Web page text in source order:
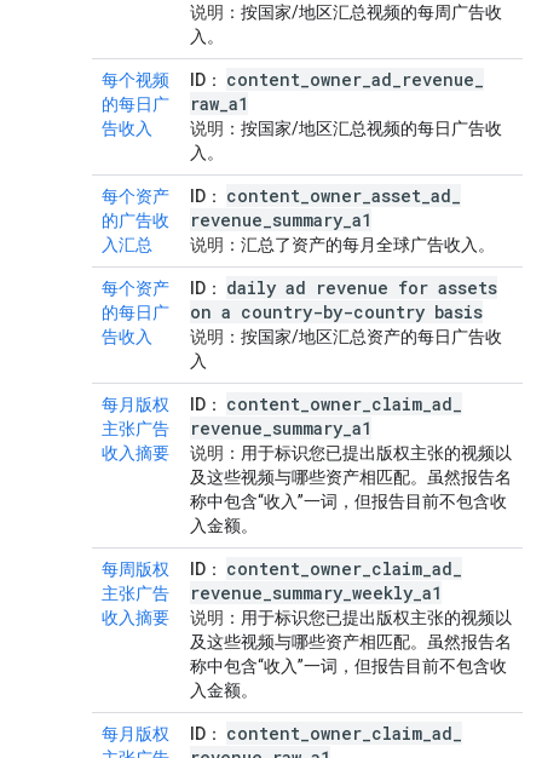
说明 ：按国家/地区汇总视频的每周广告收
入。
每个视频
的每日广
告收入
ID ： content owner ad revenue
raw a1
说明 ：按国家/地区汇总视频的每日广告收
入。
每个资产
的广告收
入汇总
ID ： content owner asset ad
revenue summary a1
说明 ：汇总了资产的每月全球广告收入。
每个资产
的每日广
告收入
ID ： daily ad revenue for assets
on a country-by-country basis
说明 ：按国家/地区汇总资产的每日广告收
入
每月版权
主张广告
收入摘要
ID ： content owner claim ad
revenue summary a1
说明 ：用于标识您已提出版权主张的视频以
及这些视频与哪些资产相匹配。虽然报告名
称中包含“收入”一词，但报告目前不包含收
入金额。
每周版权
主张广告
收入摘要
ID ： content owner claim ad
revenue summary weekly a1
说明 ：用于标识您已提出版权主张的视频以
及这些视频与哪些资产相匹配。虽然报告名
称中包含“收入”一词，但报告目前不包含收
入金额。
每月版权
ID ： content owner claim ad